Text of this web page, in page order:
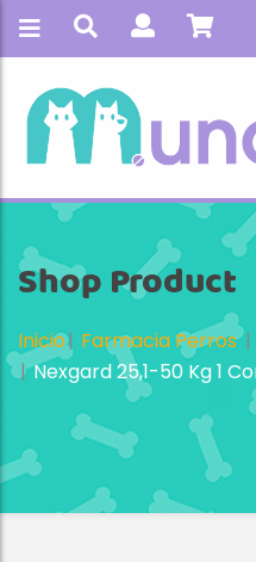
Shop Product
Inicio Farmacia Perros
Nexgard 25,1-50 Kg 1